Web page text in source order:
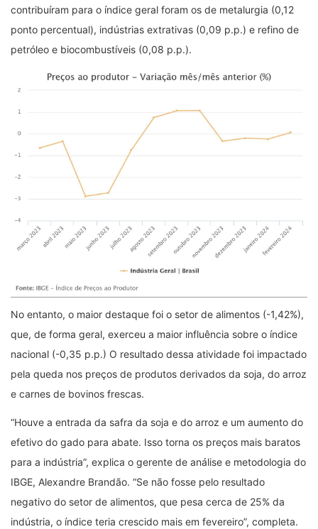
contribuíram para o índice geral foram os de metalurgia (0,12
ponto percentual), indústrias extrativas (0,09 p.p.) e refino de
petróleo e biocombustíveis (0,08 p.p.).
No entanto, o maior destaque foi o setor de alimentos (-1,42%),
que, de forma geral, exerceu a maior influência sobre o índice
nacional (-0,35 p.p.) O resultado dessa atividade foi impactado
pela queda nos preços de produtos derivados da soja, do arroz
e carnes de bovinos frescas.
“Houve a entrada da safra da soja e do arroz e um aumento do
efetivo do gado para abate. Isso torna os preços mais baratos
para a indústria”, explica o gerente de análise e metodologia do
IBGE, Alexandre Brandão. “Se não fosse pelo resultado
negativo do setor de alimentos, que pesa cerca de 25% da
indústria, o índice teria crescido mais em fevereiro”, completa.